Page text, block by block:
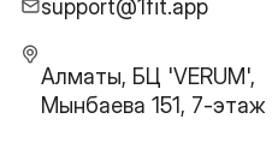
support@1fit.app
Алматы, БЦ 'VERUM',
Мынбаева 151, 7-этаж